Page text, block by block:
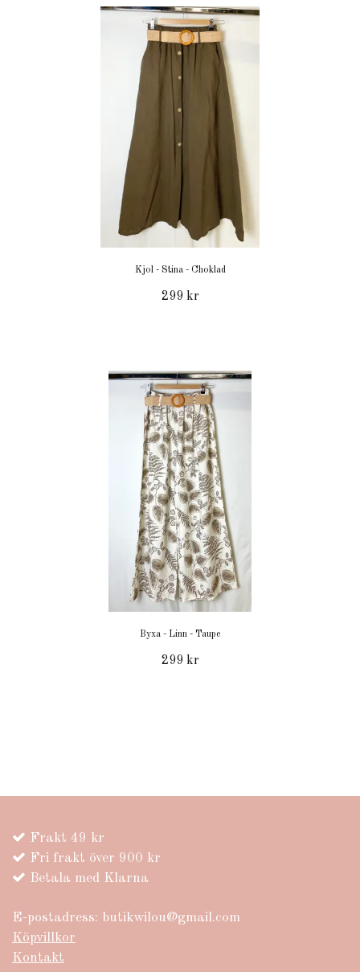
Kjol - Stina - Choklad
299 kr
Byxa - Linn - Taupe
299 kr
Frakt 49 kr
Fri frakt över 900 kr
Betala med Klarna
E-postadress: butikwilou@gmail.com
Köpvillkor
Kontakt